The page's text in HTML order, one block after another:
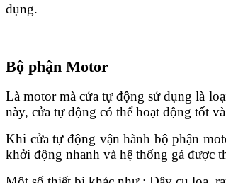
dụng.
Bộ phận Motor
Là motor mà cửa tự động sử dụng là
này, cửa tự động có thể hoạt động tốt
Khi cửa tự động vận hành bộ phận
khởi động nhanh và hệ thống gá được